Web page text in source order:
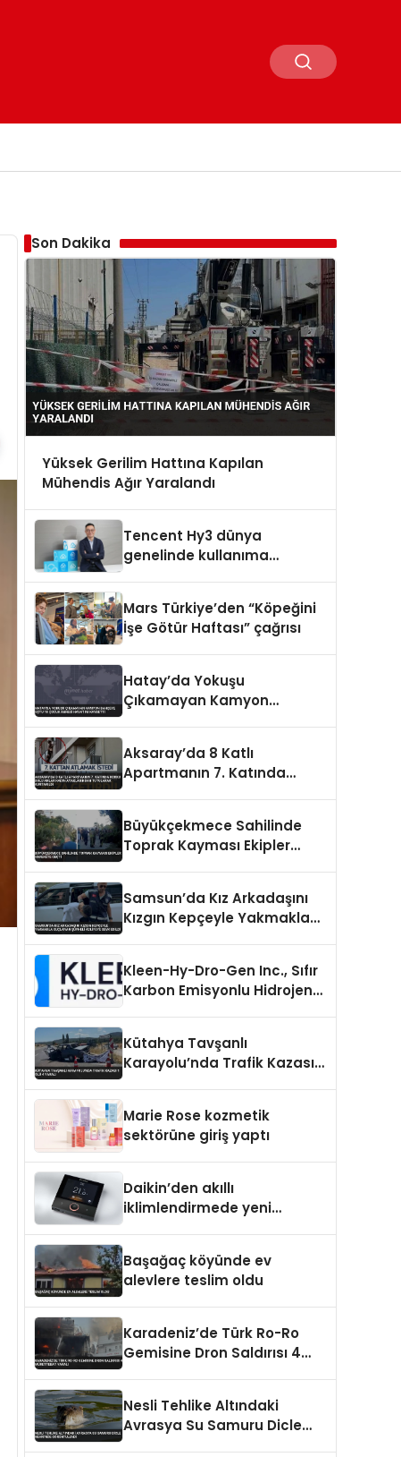
Son Dakika
Yüksek Gerilim Hattına Kapılan
Mühendis Ağır Yaralandı
Tencent Hy3 dünya
genelinde kullanıma
Mars Türkiye’den “Köpeğini
İşe Götür Haftası” çağrısı
Hatay’da Yokuşu
Çıkamayan Kamyon
Aksaray’da 8 Katlı
Apartmanın 7. Katında
Kurtarıldı
Büyükçekmece Sahilinde
Toprak Kayması Ekipler
Samsun’da Kız Arkadaşını
Kızgın Kepçeyle Yakmakla
Kleen-Hy-Dro-Gen Inc., Sıfır
Karbon Emisyonlu Hidrojen
Aldı
Kütahya Tavşanlı
Karayolu’nda Trafik Kazası 1
Marie Rose kozmetik
sektörüne giriş yaptı
Daikin’den akıllı
iklimlendirmede yeni
Başağaç köyünde ev
alevlere teslim oldu
Karadeniz’de Türk Ro-Ro
Gemisine Dron Saldırısı 4
Nesli Tehlike Altındaki
Avrasya Su Samuru Dicle